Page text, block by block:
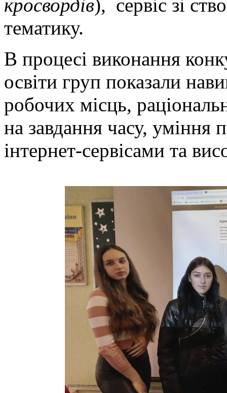
кросвордів), сервіс зі
тематику.
В процесі виконання
освіти груп показали
робочих місць,
на завдання часу, уміння
інтернет-сервісами та